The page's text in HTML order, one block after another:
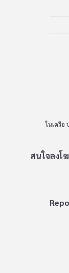
ในเครือ
สนใจลงโ